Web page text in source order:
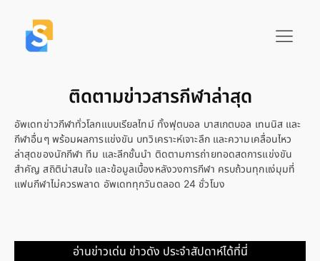
ติดตามข่าวสารกีฬาล่าสุด
อัพเดทข่าวกีฬาทั่วโลกแบบเรียลไทม์ ทั้งฟุตบอล บาสเกตบอล เทนนิส และ
กีฬาอื่นๆ พร้อมผลการแข่งขัน บทวิเคราะห์เจาะลึก และความเคลื่อนไหว
ล่าสุดของนักกีฬา ทีม และลีกชั้นนำ ติดตามการถ่ายทอดสดการแข่งขัน
สำคัญ สถิติน่าสนใจ และข้อมูลเบื้องหลังวงการกีฬา ครบถ้วนทุกแง่มุมที่
แฟนกีฬาไม่ควรพลาด อัพเดททุกวันตลอด 24 ชั่วโมง
อ่านข่าวเด่น ข่าวดัง ประจำสัปดาห์ได้ที่นี่